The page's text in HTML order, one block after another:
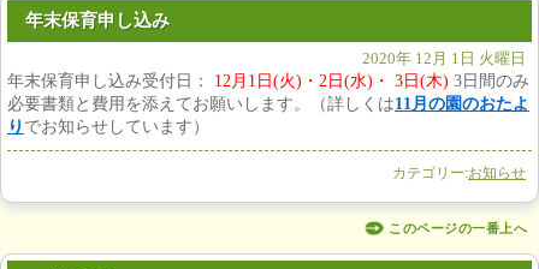
年末保育申し込み
2020年 12月 1日 火曜日
年末保育申し込み受付日： 12月1日(火)・2日(水)・ 3日(木) 3日間のみ
必要書類と費用を添えてお願いします。（詳しくは11月の園のおたよ
り でお知らせしています）
カテゴリー:お知らせ
このページの一番上へ